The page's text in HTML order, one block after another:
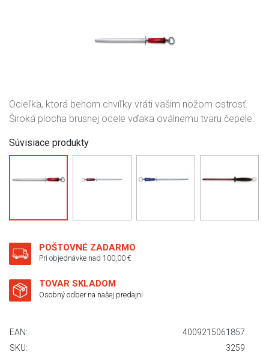
Ocieľka, ktorá behom chvíľky vráti vašim nožom ostrosť.
Široká plocha brusnej ocele vďaka oválnemu tvaru čepele.
Súvisiace produkty
POŠTOVNÉ ZADARMO
Pri objednávke nad 100,00 €
TOVAR SKLADOM
Osobný odber na našej predajni
EAN:
4009215061857
SKU:
3259